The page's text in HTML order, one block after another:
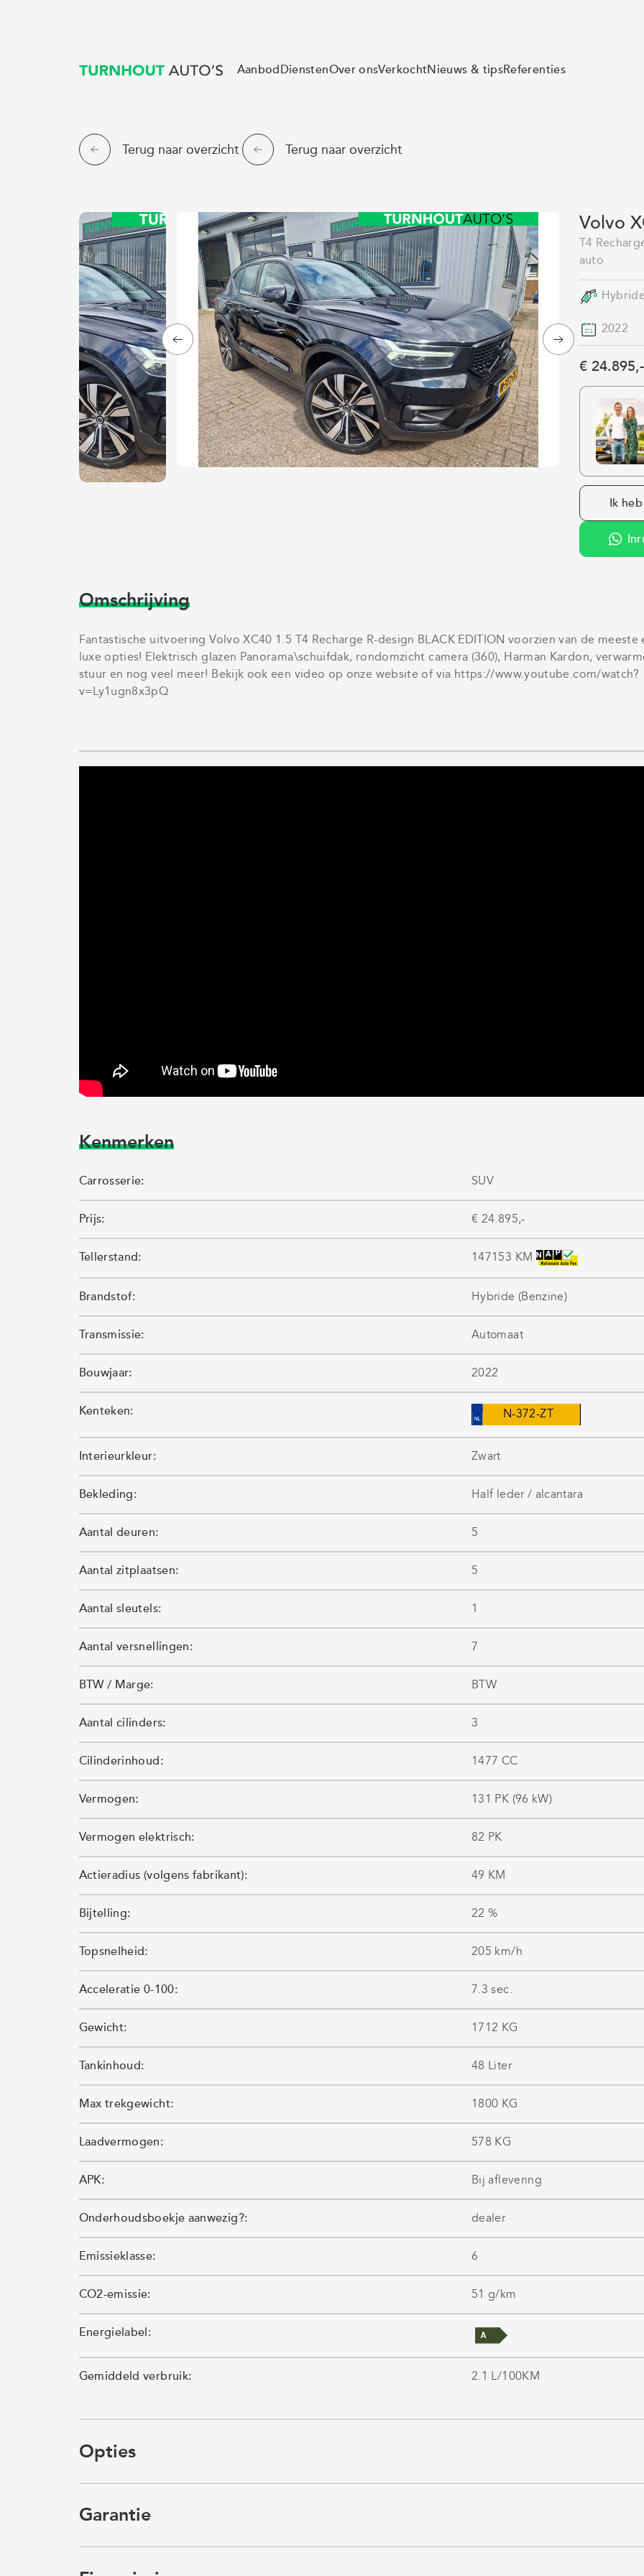
AanbodDienstenOver onsVerkochtNieuws & tipsReferenties
Terug naar overzicht Terug naar overzicht
Volvo
T4
auto
2022
€ 24.895,-
Ik
Omschrijving
Fantastische uitvoering Volvo XC40 1.5 T4 Recharge R-design BLACK EDITION voorzien van de meeste
luxe opties! Elektrisch glazen Panorama\schuifdak, rondomzicht camera (360), Harman Kardon,
stuur en nog veel meer! Bekijk ook een video op onze website of via https://www.youtube.com/watch?
v=Ly1ugn8x3pQ
Kenmerken
Carrosserie: SUV
Prijs: € 24.895,-
Tellerstand: 147153 KM
Brandstof: Hybride (Benzine)
Transmissie: Automaat
Bouwjaar: 2022
Kenteken: N-372-ZT
Interieurkleur: Zwart
Bekleding: Half leder / alcantara
Aantal deuren: 5
Aantal zitplaatsen: 5
Aantal sleutels: 1
Aantal versnellingen: 7
BTW / Marge: BTW
Aantal cilinders: 3
Cilinderinhoud: 1477 CC
Vermogen: 131 PK (96 kW)
Vermogen elektrisch: 82 PK
Actieradius (volgens fabrikant): 49 KM
Bijtelling: 22 %
Topsnelheid: 205 km/h
Acceleratie 0-100: 7.3 sec.
Gewicht: 1712 KG
Tankinhoud: 48 Liter
Max trekgewicht: 1800 KG
Laadvermogen: 578 KG
APK: Bij aflevering
Onderhoudsboekje aanwezig?: dealer
Emissieklasse: 6
CO2-emissie: 51 g/km
Energielabel:
Gemiddeld verbruik: 2.1 L/100KM
Opties
Garantie